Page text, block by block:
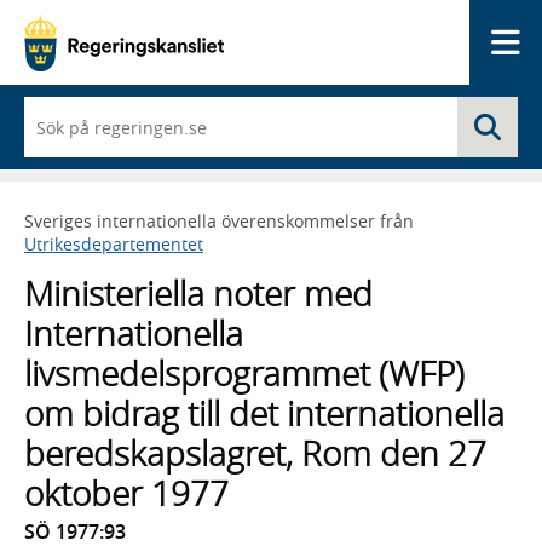
du
börjar
skriva
framträder
en
med
sökförslag
Sveriges internationella överenskommelser från
Utrikesdepartementet
Ministeriella noter med
Internationella
livsmedelsprogrammet (WFP)
om bidrag till det internationella
beredskapslagret, Rom den 27
oktober 1977
SÖ 1977:93